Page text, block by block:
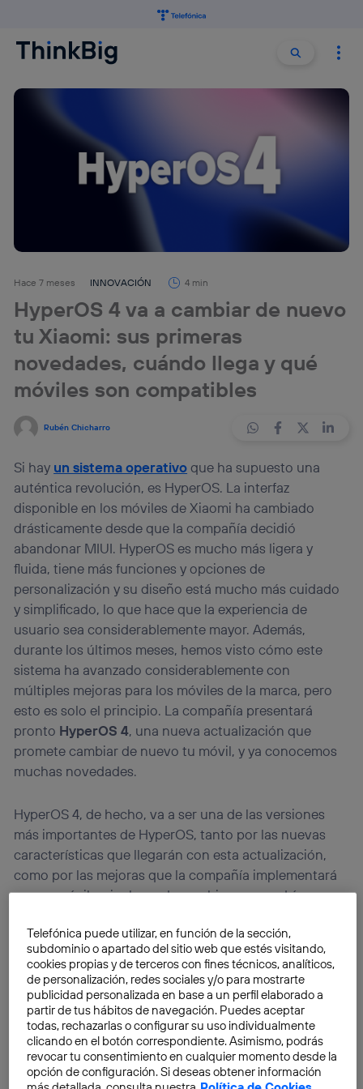
Buscar
Hace 7 meses INNOVACIÓN 4 min
HyperOS 4 va a cambiar de nuevo
tu Xiaomi: sus primeras
novedades, cuándo llega y qué
móviles son compatibles
Rubén Chicharro
Si hay un sistema operativoque ha supuesto una
auténtica revolución, es HyperOS. La interfaz
disponible en los móviles de Xiaomi ha cambiado
drásticamente desde que la compañía decidió
abandonar MIUI. HyperOS es mucho más ligera y
fluida, tiene más funciones y opciones de
personalización y su diseño está mucho más cuidado
y simplificado, lo que hace que la experiencia de
usuario sea considerablemente mayor. Además,
durante los últimos meses, hemos visto cómo este
sistema ha avanzado considerablemente con
múltiples mejoras para los móviles de la marca, pero
esto es solo el principio. La compañía presentará
pronto HyperOS 4, una nueva actualización que
promete cambiar de nuevo tu móvil, y ya conocemos
muchas novedades.
HyperOS 4, de hecho, va a ser una de las versiones
más importantes de HyperOS, tanto por las nuevas
características que llegarán con esta actualización,
como por las mejoras que la compañía implementará
en sus móviles, incluyendo cambios que podrían
de los dispositivos.
Telefónica puede utilizar, en función de la sección,
subdominio o apartado del sitio web que estés visitando,
cookies propias y de terceros con fines técnicos, analíticos,
de personalización, redes sociales y/o para mostrarte
publicidad personalizada en base a un perfil elaborado a
partir de tus hábitos de navegación. Puedes aceptar
todas, rechazarlas o configurar su uso individualmente
clicando en el botón correspondiente. Asimismo, podrás
revocar tu consentimiento en cualquier momento desde la
opción de configuración. Si deseas obtener información